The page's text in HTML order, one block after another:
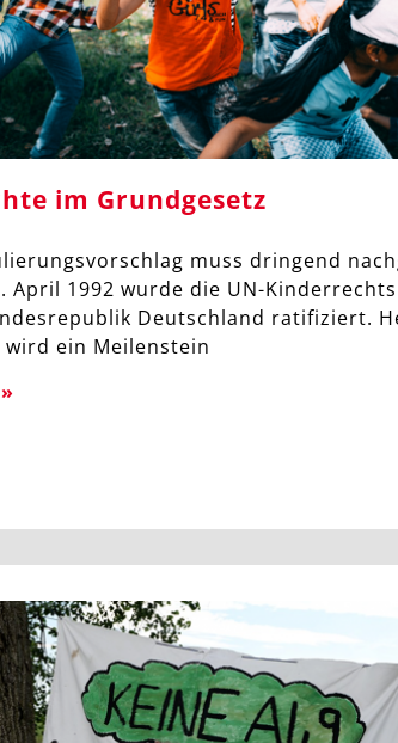
im Grundgesetz
muss dringend
April 1992 wurde die UN-
Deutschland ratifiziert.
wird ein Meilenstein